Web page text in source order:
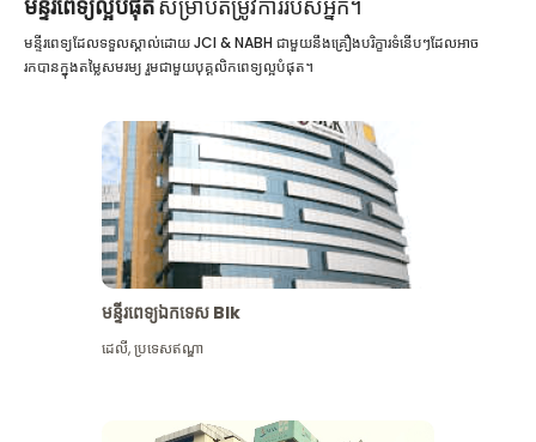
មន្ទីរពេទ្យល្អបំផុតសម្រាប់តម្រូវការរបស់អ្នក។
មន្ទីរពេទ្យដែលទទួលស្គាល់ដោយ JCI & NABH ជាមួយនឹងគ្រឿងបរិក្ខារទំនើបៗដែលអាច
រកបានក្នុងតម្លៃសមរម្យ រួមជាមួយបុគ្គលិកពេទ្យល្អបំផុត។
មន្ទីរពេទ្យឯកទេស Blk
ដេលី,ប្រទេសឥណ្ឌា